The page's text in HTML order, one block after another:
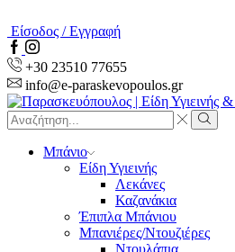
Είσοδος / Εγγραφή
Facebook
Instagram
+30 23510 77655
info@e-paraskevopoulos.gr
Search
input
Search
Μπάνιο
Είδη Υγιεινής
Λεκάνες
Καζανάκια
Έπιπλα Μπάνιου
Μπανιέρες/Ντουζιέρες